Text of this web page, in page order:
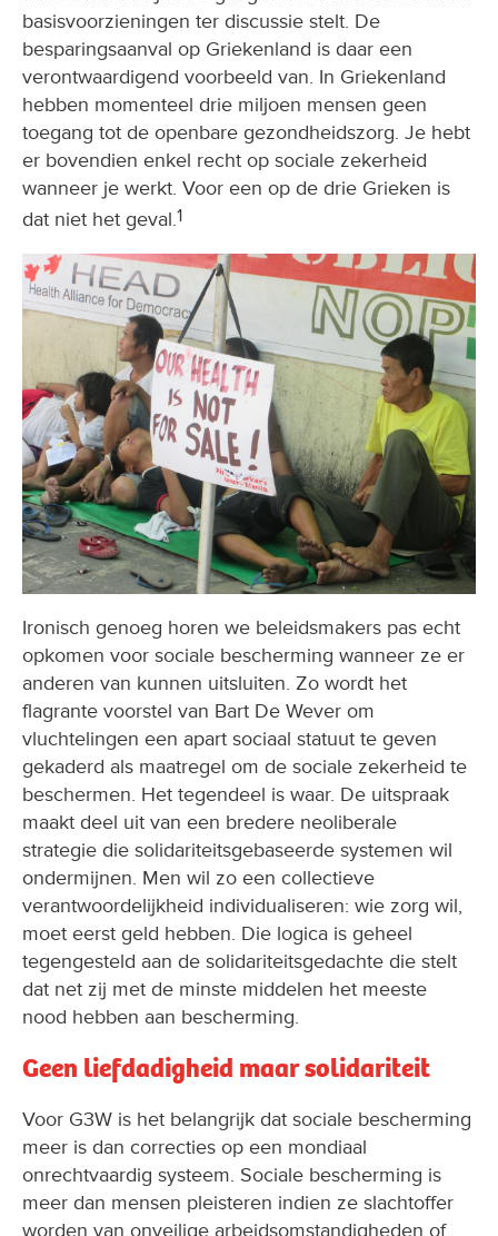
basisvoorzieningen ter discussie stelt. De
besparingsaanval op Griekenland is daar een
verontwaardigend voorbeeld van. In Griekenland
hebben momenteel drie miljoen mensen geen
toegang tot de openbare gezondheidszorg. Je hebt
er bovendien enkel recht op sociale zekerheid
wanneer je werkt. Voor een op de drie Grieken is
dat niet het geval.1
Ironisch genoeg horen we beleidsmakers pas echt
opkomen voor sociale bescherming wanneer ze er
anderen van kunnen uitsluiten. Zo wordt het
flagrante voorstel van Bart De Wever om
vluchtelingen een apart sociaal statuut te geven
gekaderd als maatregel om de sociale zekerheid te
beschermen. Het tegendeel is waar. De uitspraak
maakt deel uit van een bredere neoliberale
strategie die solidariteitsgebaseerde systemen wil
ondermijnen. Men wil zo een collectieve
verantwoordelijkheid individualiseren: wie zorg wil,
moet eerst geld hebben. Die logica is geheel
tegengesteld aan de solidariteitsgedachte die stelt
dat net zij met de minste middelen het meeste
nood hebben aan bescherming.
Geen liefdadigheid maar solidariteit
Voor G3W is het belangrijk dat sociale bescherming
meer is dan correcties op een mondiaal
onrechtvaardig systeem. Sociale bescherming is
meer dan mensen pleisteren indien ze slachtoffer
worden van onveilige arbeidsomstandigheden of